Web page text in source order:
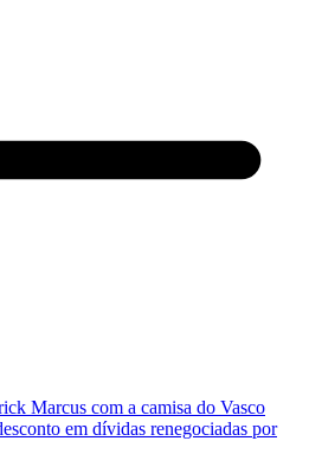
Marcus com a camisa do Vasco
em dívidas renegociadas por